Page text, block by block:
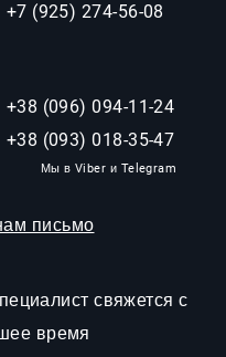
+7 (925) 274-56-08
+38 (096) 094-11-24
+38 (093) 018-35-47
письмо
свяжется с
время